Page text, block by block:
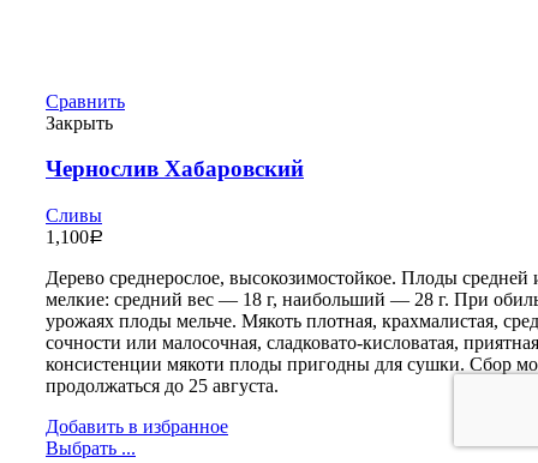
Сравнить
Закрыть
Чернослив Хабаровский
Сливы
1,100Р
Дерево среднерослое, высокозимостойкое. Плоды средней
мелкие: средний вес — 18 г, наибольший — 28 г. При
урожаях плоды мельче. Мякоть плотная, крахмалистая,
сочности или малосочная, сладковато-кисловатая,
консистенции мякоти плоды пригодны для сушки. Сбор
продолжаться до 25 августа.
Добавить в избранное
Выбрать ...